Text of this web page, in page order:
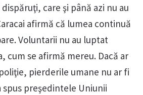
care şi până azi nu au
afirmă că lumea continuă
Voluntarii nu au luptat
cum se afirmă mereu. Dacă ar
pierderile umane nu ar fi
preşedintele Uniunii